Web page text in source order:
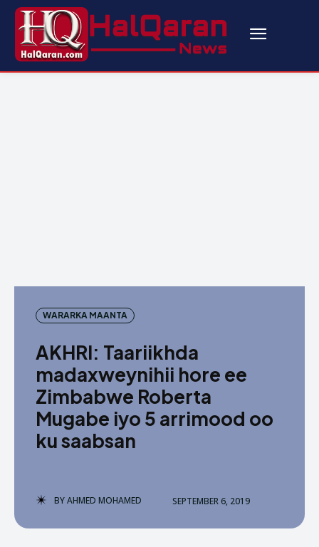
WARARKA MAANTA
AKHRI: Taariikhda
madaxweynihii hore ee
Zimbabwe Roberta
Mugabe iyo 5 arrimood oo
ku saabsan
BYAHMED MOHAMED SEPTEMBER 6, 2019